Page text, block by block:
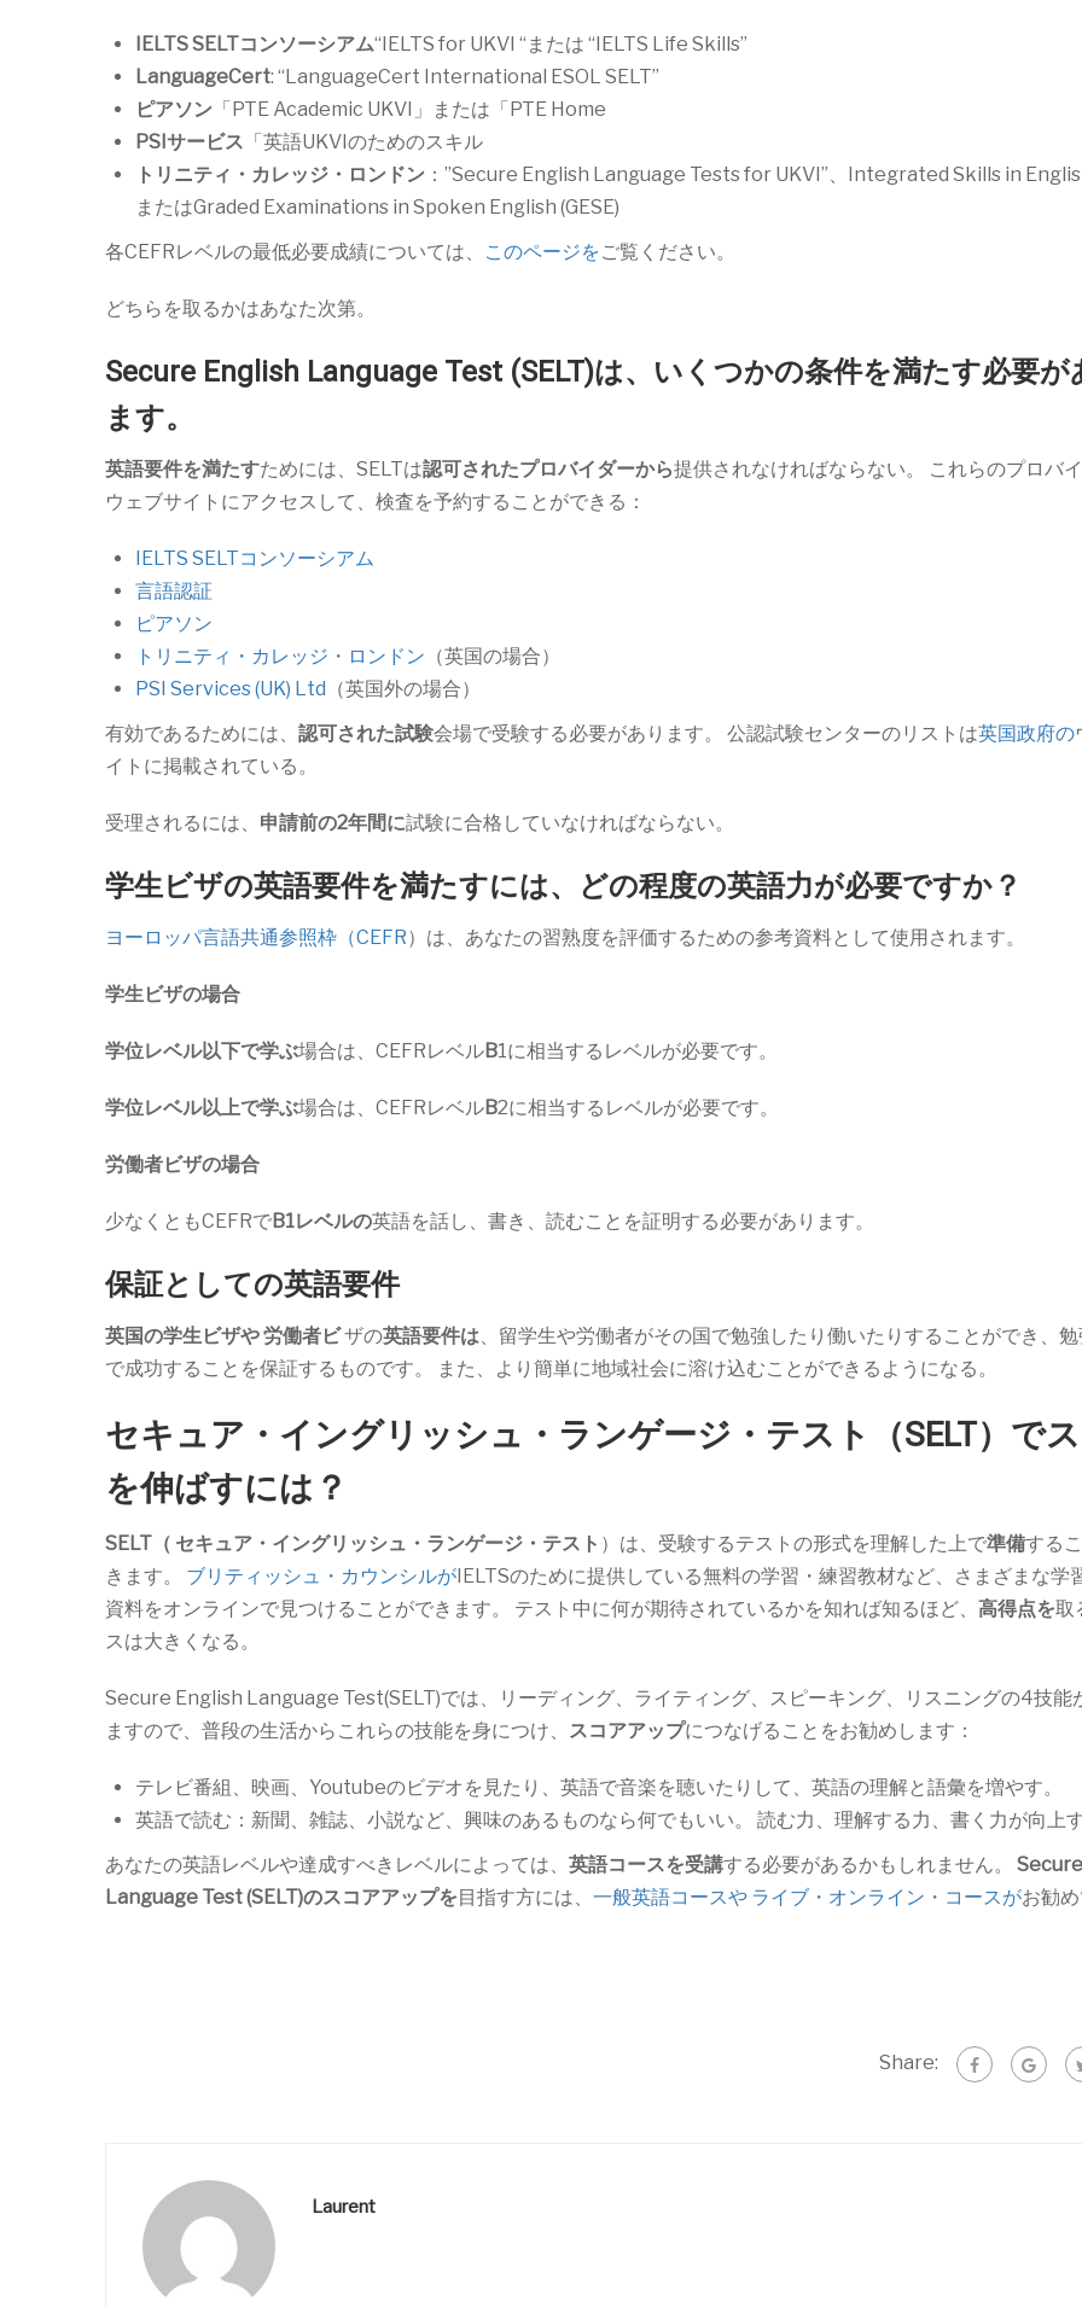
IELTS SELTコンソーシアム“IELTS for UKVI “または “IELTS Life Skills”
LanguageCert: “LanguageCert International ESOL SELT”
ピアソン 「PTE Academic UKVI」または「PTE Home
PSIサービス 「英語UKVIのためのスキル
トリニティ・カレッジ・ロンドン ：”Secure English Language Tests for UKVI”、Integrated Skills in
またはGraded Examinations in Spoken English (GESE)
各CEFRレベルの最低必要成績については、
このページをご覧ください。
どちらを取るかはあなた次第。
Secure English Language Test (SELT)は、いくつかの条件を満たす必要が
ます。
英語要件を満たすためには、SELTは認可されたプロバイダーから提供されなければならない。 これらのプロバ
ウェブサイトにアクセスして、検査を予約することができる：
IELTS SELTコンソーシアム
言語認証
ピアソン
トリニティ・カレッジ・ロンドン （英国の場合）
PSI Services (UK) Ltd （英国外の場合）
有効であるためには、 認可された試験会場で受験する必要があります。 公認試験センターのリストは英国政府の
イトに掲載されている。
受理されるには、 申請前の2年間に試験に合格していなければならない。
学生ビザの英語要件を満たすには、どの程度の英語力が必要ですか？
ヨーロッパ言語共通参照枠（CEFR）は、あなたの習熟度を評価するための参考資料として使用されます。
学生ビザの場合
学位レベル以下で学ぶ場合は、CEFRレベルB1に相当するレベルが必要です。
学位レベル以上で学ぶ場合は、CEFRレベルB2に相当するレベルが必要です。
労働者ビザの場合
少なくともCEFRでB1レベルの英語を話し、書き、読むことを証明する必要があります。
保証としての英語要件
英国の学生ビザや労働者ビザの英語要件は、留学生や労働者がその国で勉強したり働いたりすることができ、
で成功することを保証するものです。 また、より簡単に地域社会に溶け込むことができるようになる。
セキュア・イングリッシュ・ランゲージ・テスト（SELT）で
を伸ばすには？
SELT（ セキュア・イングリッシュ・ランゲージ・テスト ）は、受験するテストの形式を理解した上で準備する
きます。 ブリティッシュ・カウンシルがIELTSのために提供している無料の学習・練習教材など、さまざまな学
資料をオンラインで見つけることができます。 テスト中に何が期待されているかを知れば知るほど、 高得点を取
スは大きくなる。
Secure English Language Test(SELT)では、リーディング、ライティング、スピーキング、リスニングの4技能
ますので、普段の生活からこれらの技能を身につけ、 スコアアップにつなげることをお勧めします：
テレビ番組、映画、Youtubeのビデオを見たり、英語で音楽を聴いたりして、英語の理解と語彙を増やす。
英語で読む：新聞、雑誌、小説など、興味のあるものなら何でもいい。 読む力、理解する力、書く力が向上
あなたの英語レベルや達成すべきレベルによっては、 英語コースを受講する必要があるかもしれません。
Language Test (SELT)のスコアアップを目指す方には、 一般英語コースや ライブ・オンライン・コースがお勧
Share:
Laurent